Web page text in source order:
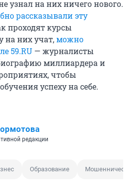
узнал на них ничего нового.
рассказывали эту
проходят курсы
на них учат,можно
59.RU — журналисты
миллиардера и
чтобы
успеху на себе.
редакции
Образование